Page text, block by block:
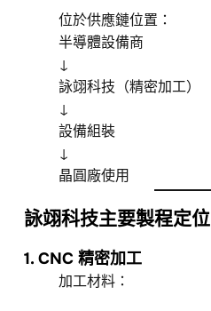
位於供應鏈位置：
半導體設備商
↓
詠翊科技（精密加工）
↓
設備組裝
↓
晶圓廠使用
詠翊科技主要製程定位
1. CNC 精密加工
加工材料：